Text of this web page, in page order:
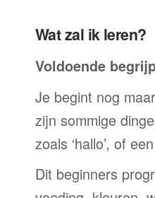
Wat zal ik leren?
Voldoende
Je begint nog
zijn sommige
zoals ‘hallo’, of
Dit beginners